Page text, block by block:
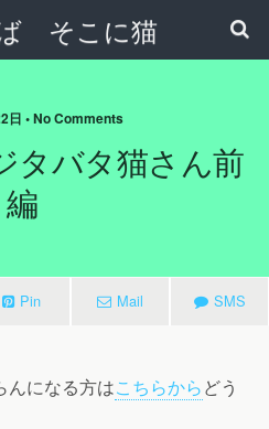
そこに猫
日 • No Comments
タバタ猫さん前
編
Pin Mail SMS
んになる方はこちらからどう